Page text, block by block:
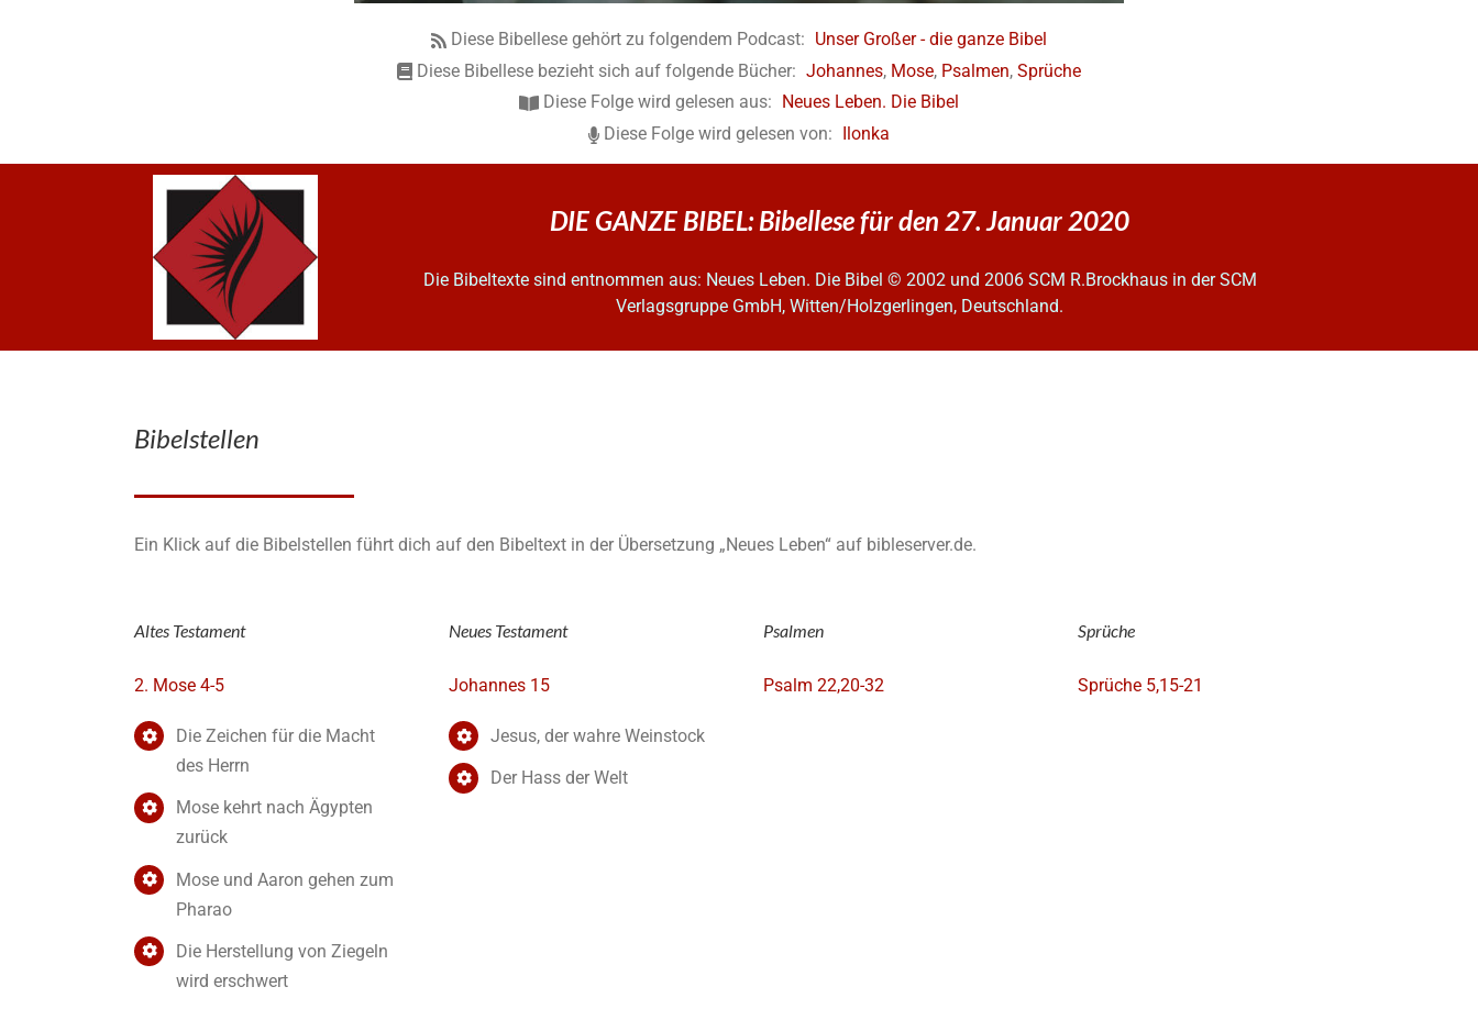
Diese Bibellese gehört zu folgendem Podcast: Unser Großer - die ganze Bibel
Diese Bibellese bezieht sich auf folgende Bücher: Johannes, Mose, Psalmen, Sprüche
Diese Folge wird gelesen aus:
Neues Leben. Die Bibel
Diese Folge wird gelesen von:
Ilonka
DIE GANZE BIBEL: Bibellese für den 27. Januar 2020
Die Bibeltexte sind entnommen aus: Neues Leben. Die Bibel © 2002 und 2006 SCM R.Brockhaus in der SCM
Verlagsgruppe GmbH, Witten/Holzgerlingen, Deutschland.
Bibelstellen
Ein Klick auf die Bibelstellen führt dich auf den Bibeltext in der Übersetzung „Neues Leben“ auf bibleserver.de.
Altes Testament
2. Mose 4-5
Die Zeichen für die Macht
des Herrn
Mose kehrt nach Ägypten
zurück
Mose und Aaron gehen zum
Pharao
Die Herstellung von Ziegeln
wird erschwert
Neues Testament
Johannes 15
Jesus, der wahre Weinstock
Der Hass der Welt
Psalmen
Psalm 22,20-32
Sprüche
Sprüche 5,15-21